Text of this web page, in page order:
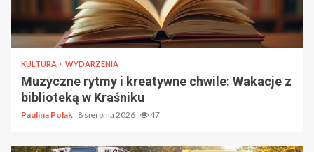
KULTURA WYDARZENIA
Muzyczne rytmy i kreatywne chwile: Wakacje z
biblioteką w Kraśniku
Paulina Polak 8 sierpnia 2026 47